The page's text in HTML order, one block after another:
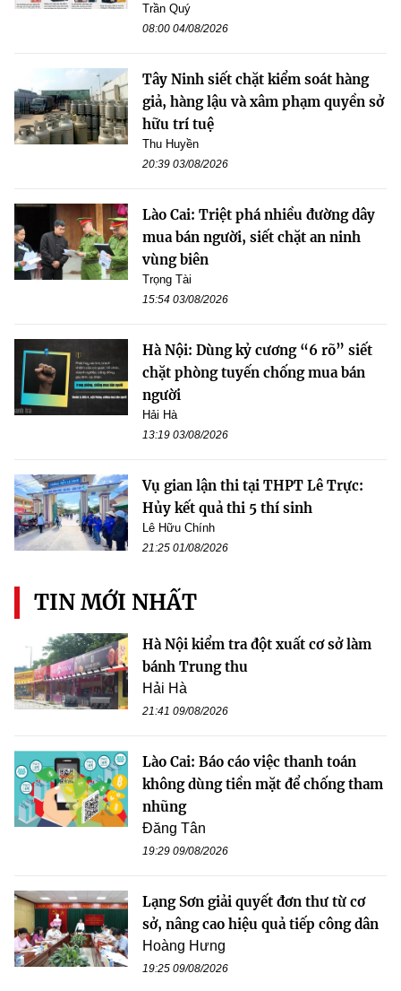
Trần Quý
08:00 04/08/2026
Tây Ninh siết chặt kiểm soát hàng
giả, hàng lậu và xâm phạm quyền sở
hữu trí tuệ
Thu Huyền
20:39 03/08/2026
Lào Cai: Triệt phá nhiều đường dây
mua bán người, siết chặt an ninh
vùng biên
Trọng Tài
15:54 03/08/2026
Hà Nội: Dùng kỷ cương “6 rõ” siết
chặt phòng tuyến chống mua bán
người
Hải Hà
13:19 03/08/2026
Vụ gian lận thi tại THPT Lê Trực:
Hủy kết quả thi 5 thí sinh
Lê Hữu Chính
21:25 01/08/2026
TIN MỚI NHẤT
Hà Nội kiểm tra đột xuất cơ sở làm
bánh Trung thu
Hải Hà
21:41 09/08/2026
Lào Cai: Báo cáo việc thanh toán
không dùng tiền mặt để chống tham
nhũng
Đăng Tân
19:29 09/08/2026
Lạng Sơn giải quyết đơn thư từ cơ
sở, nâng cao hiệu quả tiếp công dân
Hoàng Hưng
19:25 09/08/2026